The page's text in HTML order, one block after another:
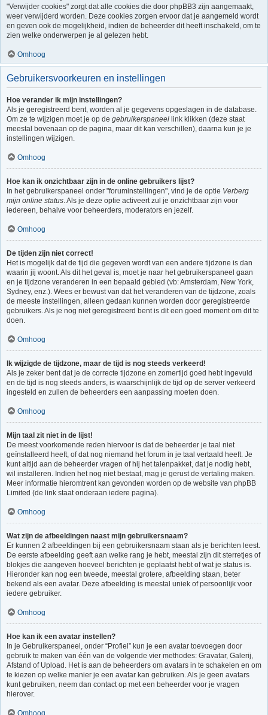
"Verwijder cookies" zorgt dat alle cookies die door phpBB3 zijn aangemaakt,
weer verwijderd worden. Deze cookies zorgen ervoor dat je aangemeld wordt
en geven ook de mogelijkheid, indien de beheerder dit heeft inschakeld, om te
zien welke onderwerpen je al gelezen hebt.
Omhoog
Gebruikersvoorkeuren en instellingen
Hoe verander ik mijn instellingen?
Als je geregistreerd bent, worden al je gegevens opgeslagen in de database.
Om ze te wijzigen moet je op de gebruikerspaneel link klikken (deze staat
meestal bovenaan op de pagina, maar dit kan verschillen), daarna kun je je
instellingen wijzigen.
Omhoog
Hoe kan ik onzichtbaar zijn in de online gebruikers lijst?
In het gebruikerspaneel onder "foruminstellingen", vind je de optie Verberg
mijn online status. Als je deze optie activeert zul je onzichtbaar zijn voor
iedereen, behalve voor beheerders, moderators en jezelf.
Omhoog
De tijden zijn niet correct!
Het is mogelijk dat de tijd die gegeven wordt van een andere tijdzone is dan
waarin jij woont. Als dit het geval is, moet je naar het gebruikerspaneel gaan
en je tijdzone veranderen in een bepaald gebied (vb: Amsterdam, New York,
Sydney, enz.). Wees er bewust van dat het veranderen van de tijdzone, zoals
de meeste instellingen, alleen gedaan kunnen worden door geregistreerde
gebruikers. Als je nog niet geregistreerd bent is dit een goed moment om dit te
doen.
Omhoog
Ik wijzigde de tijdzone, maar de tijd is nog steeds verkeerd!
Als je zeker bent dat je de correcte tijdzone en zomertijd goed hebt ingevuld
en de tijd is nog steeds anders, is waarschijnlijk de tijd op de server verkeerd
ingesteld en zullen de beheerders een aanpassing moeten doen.
Omhoog
Mijn taal zit niet in de lijst!
De meest voorkomende reden hiervoor is dat de beheerder je taal niet
geïnstalleerd heeft, of dat nog niemand het forum in je taal vertaald heeft. Je
kunt altijd aan de beheerder vragen of hij het talenpakket, dat je nodig hebt,
wil installeren. Indien het nog niet bestaat, mag je gerust de vertaling maken.
Meer informatie hieromtrent kan gevonden worden op de website van phpBB
Limited (de link staat onderaan iedere pagina).
Omhoog
Wat zijn de afbeeldingen naast mijn gebruikersnaam?
Er kunnen 2 afbeeldingen bij een gebruikersnaam staan als je berichten leest.
De eerste afbeelding geeft aan welke rang je hebt, meestal zijn dit sterretjes of
blokjes die aangeven hoeveel berichten je geplaatst hebt of wat je status is.
Hieronder kan nog een tweede, meestal grotere, afbeelding staan, beter
bekend als een avatar. Deze afbeelding is meestal uniek of persoonlijk voor
iedere gebruiker.
Omhoog
Hoe kan ik een avatar instellen?
In je Gebruikerspaneel, onder “Profiel” kun je een avatar toevoegen door
gebruik te maken van één van de volgende vier methodes: Gravatar, Galerij,
Afstand of Upload. Het is aan de beheerders om avatars in te schakelen en om
te kiezen op welke manier je een avatar kan gebruiken. Als je geen avatars
kunt gebruiken, neem dan contact op met een beheerder voor je vragen
hierover.
Omhoog